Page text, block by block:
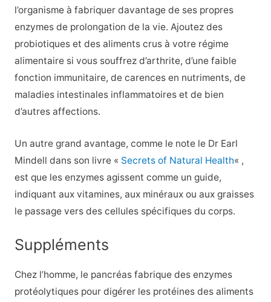
l’organisme à fabriquer davantage de ses propres
enzymes de prolongation de la vie. Ajoutez des
probiotiques et des aliments crus à votre régime
alimentaire si vous souffrez d’arthrite, d’une faible
fonction immunitaire, de carences en nutriments, de
maladies intestinales inflammatoires et de bien
d’autres affections.
Un autre grand avantage, comme le note le Dr Earl
Mindell dans son livre « Secrets of Natural Health« ,
est que les enzymes agissent comme un guide,
indiquant aux vitamines, aux minéraux ou aux graisses
le passage vers des cellules spécifiques du corps.
Suppléments
Chez l’homme, le pancréas fabrique des enzymes
protéolytiques pour digérer les protéines des aliments